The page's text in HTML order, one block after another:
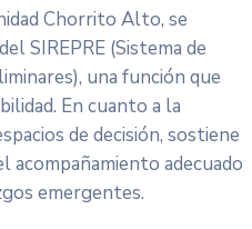
Chorrito Alto, se
SIREPRE (Sistema de
una función que
En cuanto a la
de decisión, sostiene
acompañamiento adecuado
emergentes.